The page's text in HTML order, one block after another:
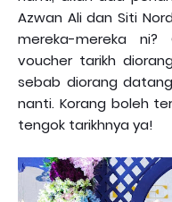
Azwan Ali dan Siti
mereka-mereka
voucher tarikh
sebab diorang
nanti. Korang boleh
tengok tarikhnya ya!